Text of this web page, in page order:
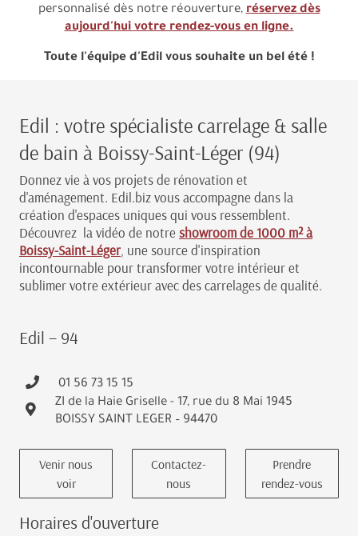
personnalisé dès notre réouverture,réservez dès
aujourd'hui votre rendez-vous en ligne.
Toute l'équipe d'Edil vous souhaite un bel été !
Edil : votre spécialiste carrelage & salle
de bain à Boissy-Saint-Léger (94)
Donnez vie à vos projets de rénovation et
d'aménagement. Edil.biz vous accompagne dans la
création d'espaces uniques qui vous ressemblent.
Découvrez la vidéo de notre showroom de 1000 m² à
Boissy-Saint-Léger , une source d'inspiration
incontournable pour transformer votre intérieur et
sublimer votre extérieur avec des carrelages de qualité.
Edil – 94
01 56 73 15 15
ZI de la Haie Griselle - 17, rue du 8 Mai 1945
BOISSY SAINT LEGER – 94470
Venir nous
voir
Contactez-
nous
Prendre
rendez-vous
Horaires d'ouverture